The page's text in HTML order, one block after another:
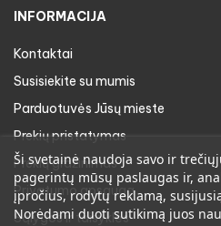
INFORMACIJA
Kontaktai
Susisiekite su mumis
Parduotuvės Jūsų mieste
Prekių pristatymas
Prekių gražinimas
Privatumo apsauga
Sąlygos ir taisyklės
Ši svetainė naudoja savo ir
pagerintų mūsų paslaugas ir,
įpročius, rodytų reklamą,
Norėdami duoti sutikimą juos